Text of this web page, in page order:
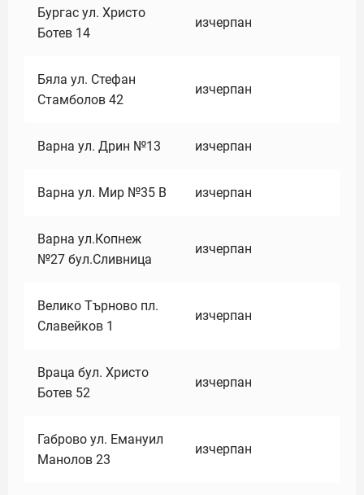
Бургас ул. Христо
Ботев 14
изчерпан
Бяла ул. Стефан
Стамболов 42
изчерпан
Варна ул. Дрин №13 изчерпан
Варна ул. Мир №35 В изчерпан
Варна ул.Копнеж
№27 бул.Сливница
изчерпан
Велико Търново пл.
Славейков 1
изчерпан
Враца бул. Христо
Ботев 52
изчерпан
Габрово ул. Емануил
Манолов 23
изчерпан